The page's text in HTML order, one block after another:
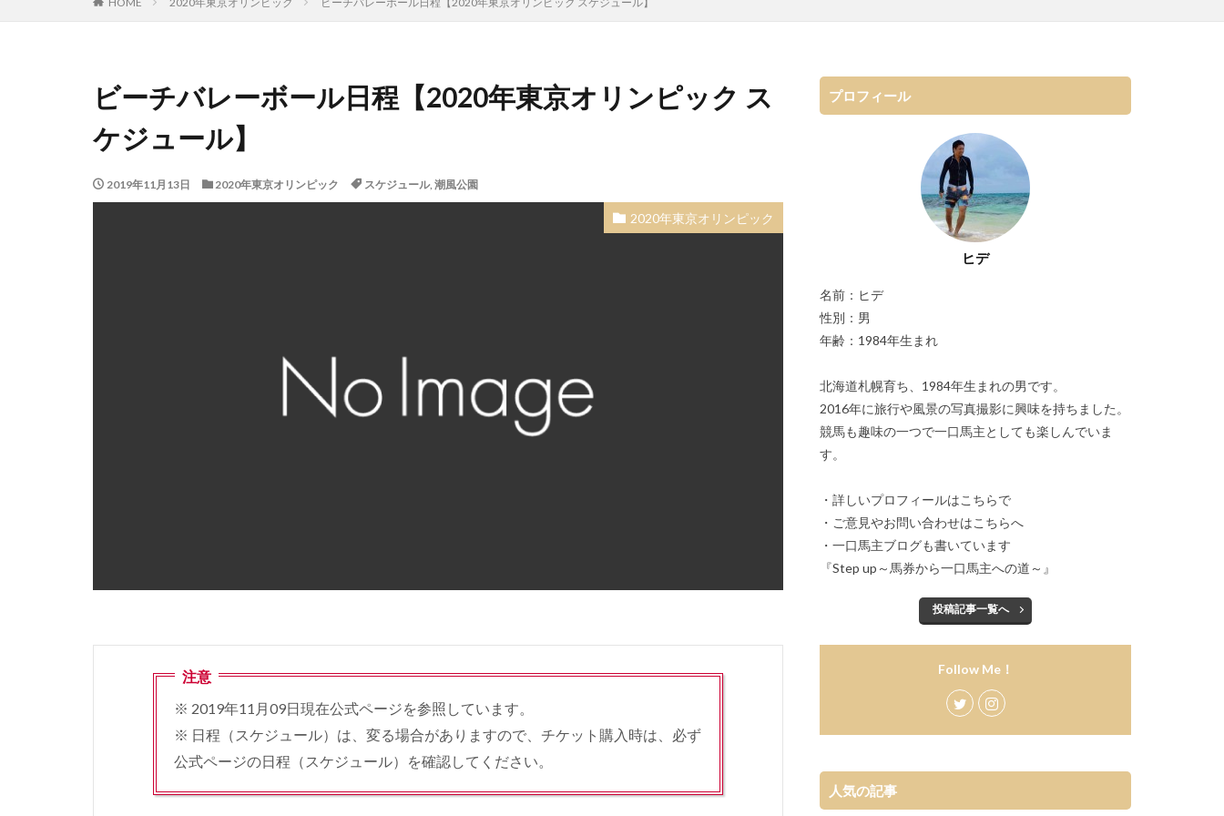
ビーチバレーボール日程【2020年東京オリンピック ス
ケジュール】
2019年11月13日 2020年東京オリンピック スケジュール, 潮風公園
2020年東京オリンピック
注意
※ 2019年11月09日現在公式ページを参照しています。
※ 日程（スケジュール）は、変る場合がありますので、チケット購入時は、必ず
公式ページの日程（スケジュール）を確認してください。
プロフィール
ヒデ
名前：ヒデ
性別：男
年齢：1984年生まれ
北海道札幌育ち、1984年生まれの男です。
2016年に旅行や風景の写真撮影に興味を持ちました。
競馬も趣味の一つで一口馬主としても楽しんでいま
す。
・詳しいプロフィールはこちらで
・ご意見やお問い合わせはこちらへ
・一口馬主ブログも書いています
『Step up～馬券から一口馬主への道～ 』
投稿記事一覧へ
Follow Me！
人気の記事